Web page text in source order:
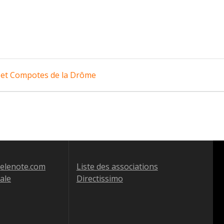
Compotes de la Drôme
Liste des associations
Directissimo